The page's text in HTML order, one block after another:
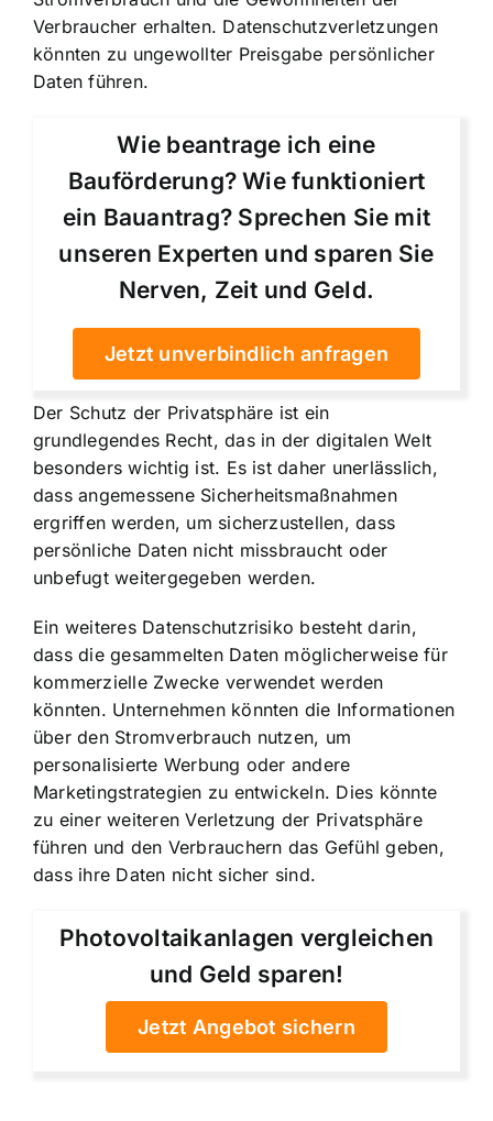
Verbraucher erhalten. Datenschutzverletzungen
könnten zu ungewollter Preisgabe persönlicher
Daten führen.
Wie beantrage ich eine
Bauförderung? Wie funktioniert
ein Bauantrag? Sprechen Sie mit
unseren Experten und sparen Sie
Nerven, Zeit und Geld.
Jetzt unverbindlich anfragen
Der Schutz der Privatsphäre ist ein
grundlegendes Recht, das in der digitalen Welt
besonders wichtig ist. Es ist daher unerlässlich,
dass angemessene Sicherheitsmaßnahmen
ergriffen werden, um sicherzustellen, dass
persönliche Daten nicht missbraucht oder
unbefugt weitergegeben werden.
Ein weiteres Datenschutzrisiko besteht darin,
dass die gesammelten Daten möglicherweise für
kommerzielle Zwecke verwendet werden
könnten. Unternehmen könnten die Informationen
über den Stromverbrauch nutzen, um
personalisierte Werbung oder andere
Marketingstrategien zu entwickeln. Dies könnte
zu einer weiteren Verletzung der Privatsphäre
führen und den Verbrauchern das Gefühl geben,
dass ihre Daten nicht sicher sind.
Photovoltaikanlagen vergleichen
und Geld sparen!
Jetzt Angebot sichern